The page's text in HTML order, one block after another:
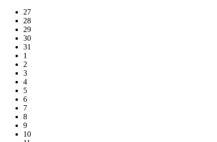
27
28
29
30
31
1
2
3
4
5
6
7
8
9
10